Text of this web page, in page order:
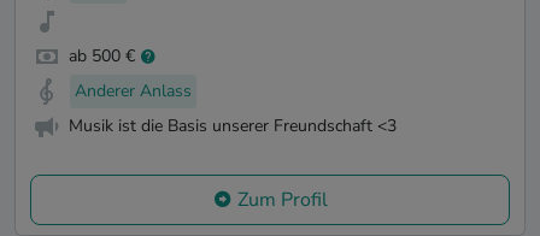
ab 500 €
Anderer Anlass
Musik ist die Basis unserer Freundschaft <3
Zum Profil